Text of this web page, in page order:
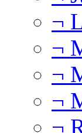
¬
¬
¬
¬
¬